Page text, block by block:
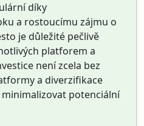
díky
a rostoucímu zájmu o
je důležité pečlivě
platforem a
není zcela bez
a diverzifikace
potenciální